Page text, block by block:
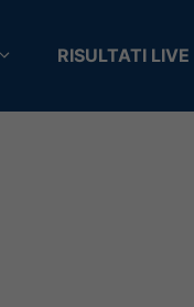
RISULTATI LIVE